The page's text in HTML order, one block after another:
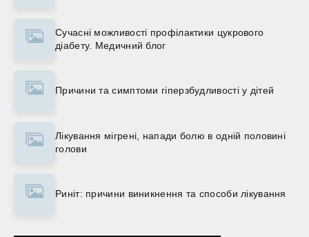
Сучасні можливості профілактики цукрового
діабету. Медичний блог
Причини та симптоми гіперзбудливості у дітей
Лікування мігрені, напади болю в одній половині
голови
Риніт: причини виникнення та способи лікування